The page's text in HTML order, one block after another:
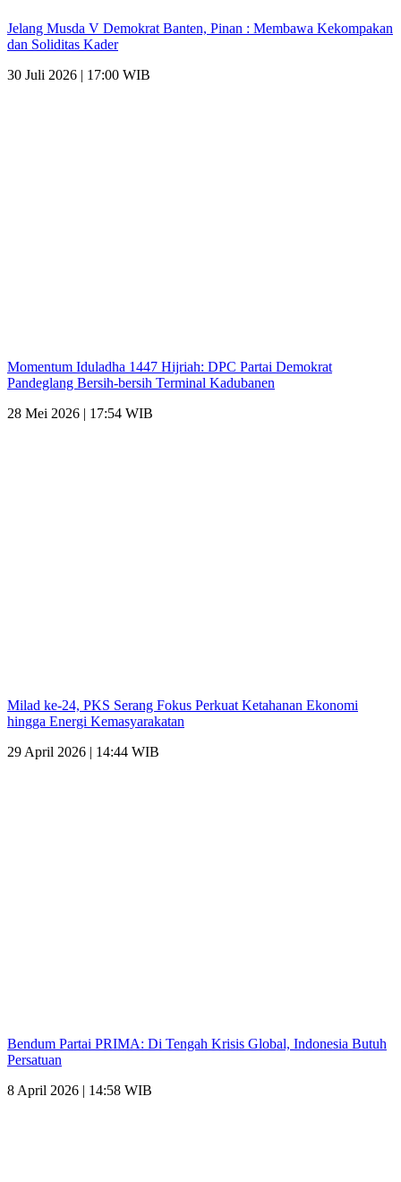
Jelang Musda V Demokrat Banten, Pinan : Membawa Kekompakan
dan Soliditas Kader
30 Juli 2026 | 17:00 WIB
Momentum Iduladha 1447 Hijriah: DPC Partai Demokrat
Pandeglang Bersih-bersih Terminal Kadubanen
28 Mei 2026 | 17:54 WIB
Milad ke-24, PKS Serang Fokus Perkuat Ketahanan Ekonomi
hingga Energi Kemasyarakatan
29 April 2026 | 14:44 WIB
Bendum Partai PRIMA: Di Tengah Krisis Global, Indonesia Butuh
Persatuan
8 April 2026 | 14:58 WIB